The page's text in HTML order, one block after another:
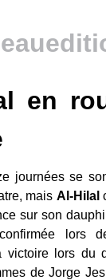
en
journées se
mais Al-Hilal
sur son
lors
victoire lors du
de Jorge